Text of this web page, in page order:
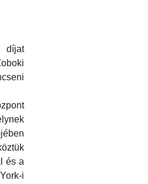
díjat
és a
i